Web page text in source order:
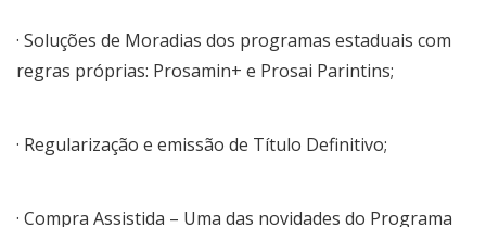
· Soluções de Moradias dos programas estaduais com
regras próprias: Prosamin+ e Prosai Parintins;
· Regularização e emissão de Título Definitivo;
· Compra Assistida – Uma das novidades do Programa